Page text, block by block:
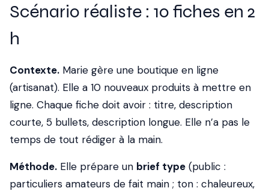
Scénario réaliste : 10 fiches en 2
h
Contexte. Marie gère une boutique en ligne
(artisanat). Elle a 10 nouveaux produits à mettre en
ligne. Chaque fiche doit avoir : titre, description
courte, 5 bullets, description longue. Elle n’a pas le
temps de tout rédiger à la main.
Méthode. Elle prépare un brief type (public :
particuliers amateurs de fait main ; ton : chaleureux,